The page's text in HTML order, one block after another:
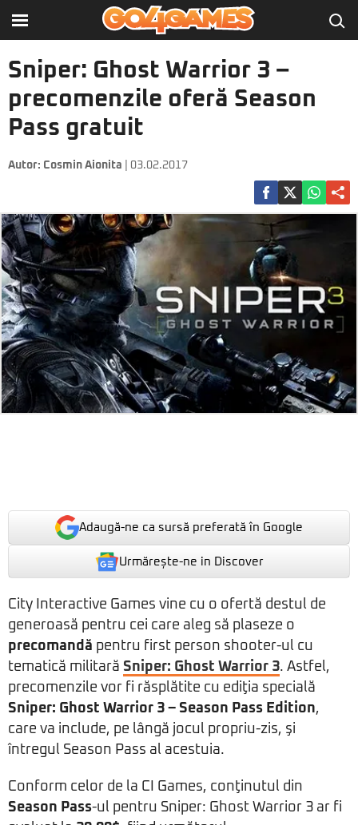
Sniper: Ghost Warrior 3 –
precomenzile oferă Season
Pass gratuit
Autor: Cosmin Aionita | 03.02.2017
Adaugă-ne ca sursă preferată în Google
Urmărește-ne in Discover
City Interactive Games vine cu o ofertă destul de
generoasă pentru cei care aleg să plaseze o
precomandă pentru first person shooter-ul cu
tematică militară Sniper: Ghost Warrior 3. Astfel,
precomenzile vor fi răsplătite cu ediţia specială
Sniper: Ghost Warrior 3 – Season Pass Edition,
care va include, pe lângă jocul propriu-zis, şi
întregul Season Pass al acestuia.
Conform celor de la CI Games, conţinutul din
Season Pass-ul pentru Sniper: Ghost Warrior 3 ar fi